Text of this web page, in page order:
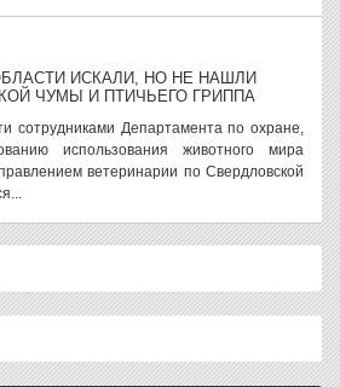
ИСКАЛИ, НО НЕ НАШЛИ
ЧУМЫ И ПТИЧЬЕГО ГРИППА
сотрудниками Департамента по охране,
использования животного мира
ветеринарии по Свердловской